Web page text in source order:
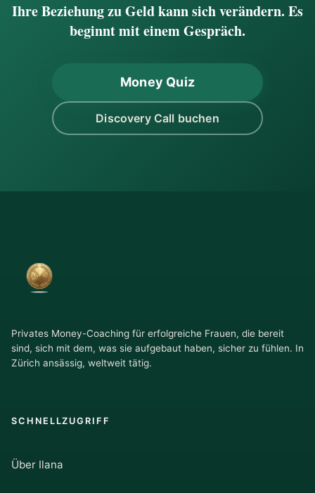
Ihre Beziehung zu Geld kann sich verändern. Es
beginnt mit einem Gespräch.
Money Quiz
Discovery Call buchen
Privates Money-Coaching für erfolgreiche Frauen, die bereit
sind, sich mit dem, was sie aufgebaut haben, sicher zu fühlen. In
Zürich ansässig, weltweit tätig.
SCHNELLZUGRIFF
Über Ilana